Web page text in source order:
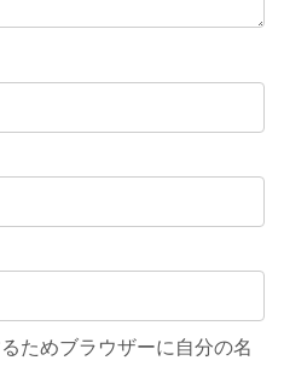
ためブラウザーに自分の名